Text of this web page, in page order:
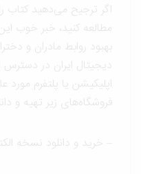
اگر ترجیح می‌دهید کتاب را
مطالعه کنید، خبر خوب این
بهبود روابط مادران و دختران
دیجیتال ایران در دسترس
اپلیکیشن یا پلتفرم مورد
فروشگاه‌های زیر تهیه و دانلود
– خرید و دانلود نسخه